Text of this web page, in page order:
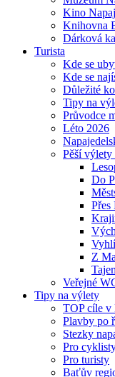
Kino
Knihovna
Dárková
Turista
Kde se
Kde se
Důležité
Tipy na
Průvodce
Léto 2026
Pěší výlety
Do
Přes
Z
Veřejné
Tipy na výlety
TOP cíle v
Plavby po
Stezky
Pro
Pro turisty
Baťův